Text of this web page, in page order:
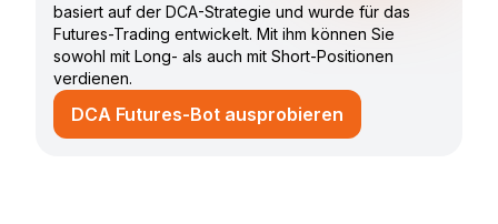
basiert auf der DCA-Strategie und wurde für das
Futures-Trading entwickelt. Mit ihm können Sie
sowohl mit Long- als auch mit Short-Positionen
verdienen.
DCA Futures-Bot ausprobieren